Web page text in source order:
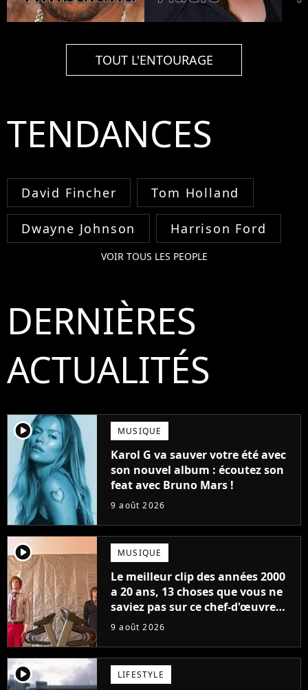
TOUT L'ENTOURAGE
TENDANCES
David Fincher Tom Holland
Dwayne Johnson Harrison Ford
VOIR TOUS LES PEOPLE
DERNIÈRES
ACTUALITÉS
player2 MUSIQUE
Karol G va sauver votre été avec
son nouvel album : écoutez son
feat avec Bruno Mars !
9 août 2026
player2 MUSIQUE
Le meilleur clip des années 2000
a 20 ans, 13 choses que vous ne
saviez pas sur ce chef-d'œuvre
qui a révolutionné YouTube
9 août 2026
player2 LIFESTYLE